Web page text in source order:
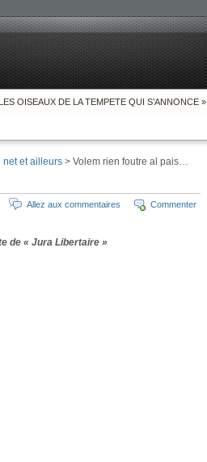
OISEAUX DE LA TEMPETE QUI S’ANNONCE »
net et ailleurs > Volem rien foutre al pais…
Commenter
Allez aux commentaires
de « Jura Libertaire »